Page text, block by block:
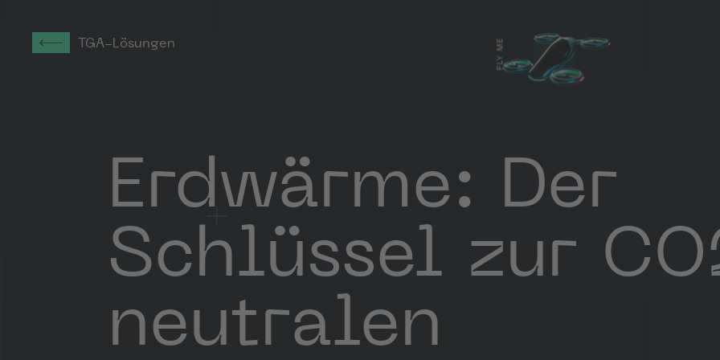
Erdwärme: Der
Schlüssel zur
neutralen
TGA-Lösungen FLY ME